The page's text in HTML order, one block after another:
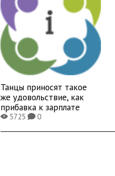
Танцы приносят такое
же удовольствие, как
прибавка к зарплате
X5725K0